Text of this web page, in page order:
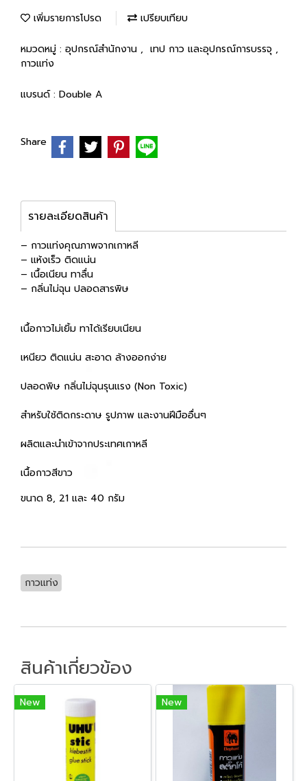
เพิ่มรายการโปรด เปรียบเทียบ
หมวดหมู่ : อุปกรณ์สำนักงาน , เทป กาว และอุปกรณ์การบรรจุ ,
กาวแท่ง
แบรนด์ : Double A
Share
รายละเอียดสินค้า
– กาวแท่งคุณภาพจากเกาหลี
– แห้งเร็ว ติดแน่น
– เนื้อเนียน ทาลื่น
– กลิ่นไม่ฉุน ปลอดสารพิษ
เนื้อกาวไม่เยิ้ม ทาได้เรียบเนียน
เหนียว ติดแน่น สะอาด ล้างออกง่าย
ปลอดพิษ กลิ่นไม่ฉุนรุนแรง (Non Toxic)
สำหรับใช้ติดกระดาษ รูปภาพ และงานฝีมืออื่นๆ
ผลิตและนำเข้าจากประเทศเกาหลี
เนื้อกาวสีขาว
ขนาด 8, 21 และ 40 กรัม
กาวแท่ง
สินค้าเกี่ยวข้อง
New New